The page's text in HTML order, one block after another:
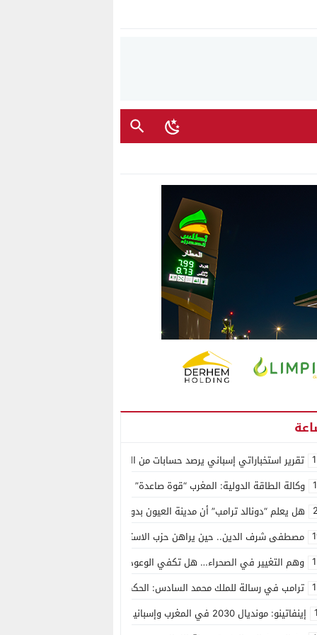
تقرير استخباراتي إسباني يرصد حسابات من الجزائر وأرقاما بـ”213+” ضمن حملة رقمية منظمة حرّضت على اقتحام سبتة
وكالة الطاقة الدولية: المغرب “قوة صاعدة” في سوق المعادن الاستراتيجية
هل يعلم “دونالد ترامب” أن مدينة العيون بدون ماء؟
مصطفى شرف الدين.. حين يراهن حزب الاستقلال على الكفاءة ويمنح الشباب
وهم التغيير في الصحراء… هل تكفي الوعود الفارغة لصناعة الواقع؟
ترامب في رسالة للملك محمد السادس: الحكم الذاتي هو الأساس الوحيد لحل
إينفاتينو: مونديال 2030 في المغرب وإسبانيا والبرتغال سيكون “الأجمل في التاريخ”